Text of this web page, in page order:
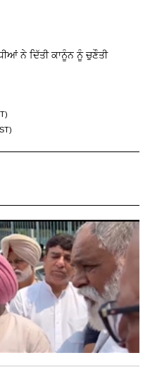
ਨੇ ਦਿੱਤੀ ਕਾਨੂੰਨ ਨੂੰ ਚੁਣੌਤੀ